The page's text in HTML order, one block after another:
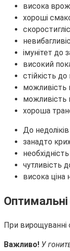
висока
хороші
імунітет до
високий
стійкість
можливість
можливість
хороша
До
занадто
чутливість
висока ціна
При вирощуванні
Важливо! У